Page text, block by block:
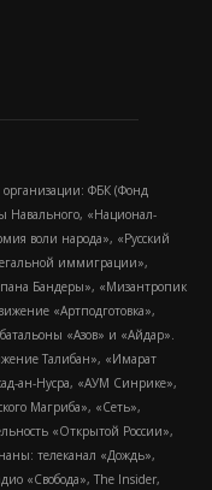
ФБК (Фонд
Навального, «Национал-
воли народа», «Русский
иммиграции»,
Бандеры», «Мизантропик
«Артподготовка»,
«Азов» и «Айдар».
Талибан», «Имарат
ан-Нусра, «АУМ Синрике»,
Магриба», «Сеть»,
«Открытой России»,
телеканал «Дождь»,
«Свобода», The Insider,